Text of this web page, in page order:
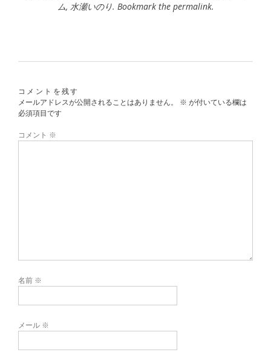
ム, 水瀬いのり. Bookmark the permalink.
コメントを残す
メールアドレスが公開されることはありません。
※ が付いている欄は
必須項目です
コメント ※
名前 ※
メール ※